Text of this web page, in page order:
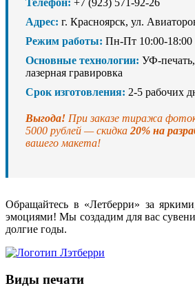
Телефон: +7 (923) 571-92-26
Адрес: г. Красноярск, ул.
Режим работы: Пн-Пт 10:00-18:00
Основные технологии: УФ-
лазерная гравировка
Срок изготовления: 2-5 рабочих
Выгода! При заказе тиража
5000 рублей — скидка20% на
вашего макета!
Обращайтесь в «Летберри» за
эмоциями! Мы создадим для вас
долгие годы.
Виды печати